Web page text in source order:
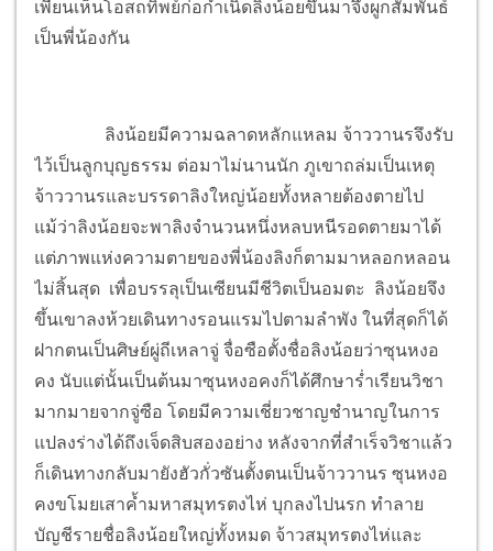
เพียนเห็นโอสถทิพย์ก่อกำเนิดลิงน้อยขึ้นมาจึงผูกสัมพันธ์
เป็นพี่น้องกัน
ลิงน้อยมีความฉลาดหลักแหลม จ้าววานรจึงรับ
ไว้เป็นลูกบุญธรรม ต่อมาไม่นานนัก ภูเขาถล่มเป็นเหตุ
จ้าววานรและบรรดาลิงใหญ่น้อยทั้งหลายต้องตายไป
แม้ว่าลิงน้อยจะพาลิงจำนวนหนึ่งหลบหนีรอดตายมาได้
แต่ภาพแห่งความตายของพี่น้องลิงก็ตามมาหลอกหลอน
ไม่สิ้นสุด เพื่อบรรลุเป็นเซียนมีชีวิตเป็นอมตะ ลิงน้อยจึง
ขึ้นเขาลงห้วยเดินทางรอนแรมไปตามลำพัง ในที่สุดก็ได้
ฝากตนเป็นศิษย์ผู่ถีเหลาจู่ จื่อซือตั้งชื่อลิงน้อยว่าซุนหงอ
คง นับแต่นั้นเป็นต้นมาซุนหงอคงก็ได้ศึกษาร่ำเรียนวิชา
มากมายจากจู่ซือ โดยมีความเชี่ยวชาญชำนาญในการ
แปลงร่างได้ถึงเจ็ดสิบสองอย่าง หลังจากที่สำเร็จวิชาแล้ว
ก็เดินทางกลับมายังฮัวกั่วซันตั้งตนเป็นจ้าววานร ซุนหงอ
คงขโมยเสาค้ำมหาสมุทรตงไห่ บุกลงไปนรก ทำลาย
บัญชีรายชื่อลิงน้อยใหญ่ทั้งหมด จ้าวสมุทรตงไห่และ